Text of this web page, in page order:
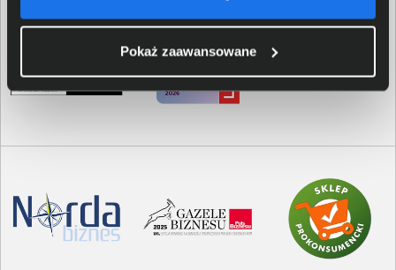
Pokaż zaawansowane